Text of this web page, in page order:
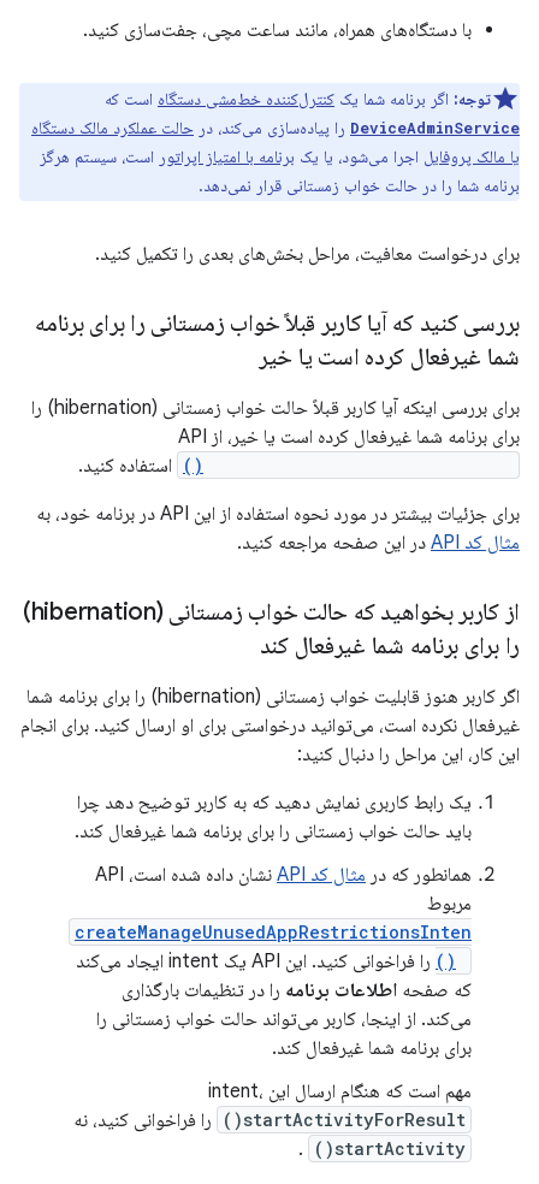
با دستگاه‌های همراه، مانند ساعت مچی، جفت‌سازی کنید.
توجه: اگر برنامه شما یک کنترل‌کننده خط‌مشی دستگاه است که
DeviceAdminService را پیاده‌سازی می‌کند، در حالت عملکرد مالک دستگاه
یا مالک پروفایل اجرا می‌شود، یا یک برنامه با امتیاز اپراتور است، سیستم هرگز
برنامه شما را در حالت خواب زمستانی قرار نمی‌دهد.
برای درخواست معافیت، مراحل بخش‌های بعدی را تکمیل کنید.
بررسی کنید که آیا کاربر قبلاً خواب زمستانی را برای برنامه
شما غیرفعال کرده است یا خیر
برای بررسی اینکه آیا کاربر قبلاً حالت خواب زمستانی (hibernation) را
برای برنامه شما غیرفعال کرده است یا خیر، از API
استفاده کنید.
برای جزئیات بیشتر در مورد نحوه استفاده از این API در برنامه خود، به
مثال کد API
در این صفحه مراجعه کنید.
از کاربر بخواهید که حالت خواب زمستانی (hibernation)
را برای برنامه شما غیرفعال کند
اگر کاربر هنوز قابلیت خواب زمستانی (hibernation) را برای برنامه شما
غیرفعال نکرده است، می‌توانید درخواستی برای او ارسال کنید. برای انجام
این کار، این مراحل را دنبال کنید:
یک رابط کاربری نمایش دهید که به کاربر توضیح دهد چرا
باید حالت خواب زمستانی را برای برنامه شما غیرفعال کند.
همانطور که در مثال کد API
نشان داده شده است، API
مربوط
createManageUnusedAppRestrictionsInten
را فراخوانی کنید. این API یک intent ایجاد می‌کند
که صفحه اطلاعات برنامه را در تنظیمات بارگذاری
می‌کند. از اینجا، کاربر می‌تواند حالت خواب زمستانی را
برای برنامه شما غیرفعال کند.
مهم است که هنگام ارسال این intent،
startActivityForResult() را فراخوانی کنید، نه
startActivity()
.